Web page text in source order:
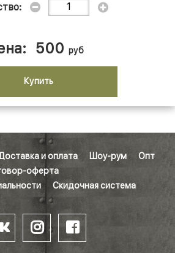
500 руб
Купить
и оплата Шоу-рум
Опт
оферта
Скидочная система